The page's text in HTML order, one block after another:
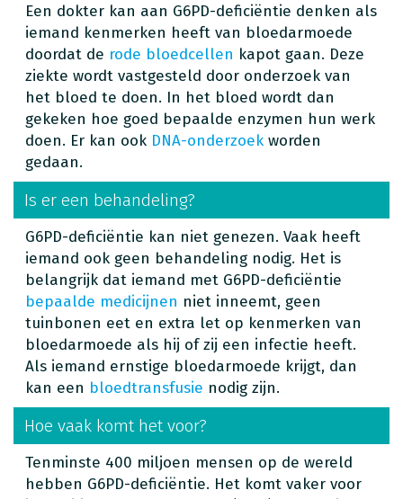
Een dokter kan aan G6PD-deficiëntie denken als
iemand kenmerken heeft van bloedarmoede
doordat de rode bloedcellen kapot gaan. Deze
ziekte wordt vastgesteld door onderzoek van
het bloed te doen. In het bloed wordt dan
gekeken hoe goed bepaalde enzymen hun werk
doen. Er kan ook DNA-onderzoek worden
gedaan.
Is er een behandeling?
G6PD-deficiëntie kan niet genezen. Vaak heeft
iemand ook geen behandeling nodig. Het is
belangrijk dat iemand met G6PD-deficiëntie
bepaalde medicijnen niet inneemt, geen
tuinbonen eet en extra let op kenmerken van
bloedarmoede als hij of zij een infectie heeft.
Als iemand ernstige bloedarmoede krijgt, dan
kan een bloedtransfusie nodig zijn.
Hoe vaak komt het voor?
Tenminste 400 miljoen mensen op de wereld
hebben G6PD-deficiëntie. Het komt vaker voor